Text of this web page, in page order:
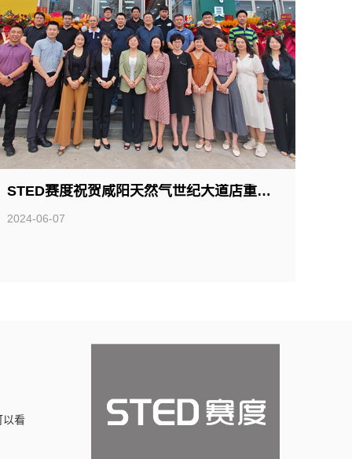
STED赛度祝贺咸阳天然气世纪大道店重装开业
2024-06-07
以看